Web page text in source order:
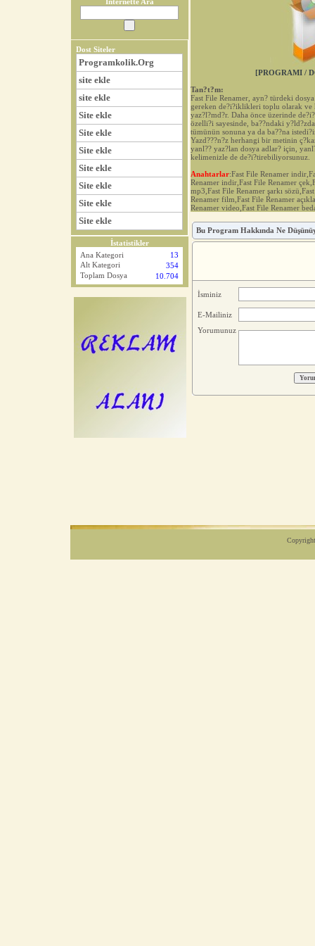
Dost Siteler
Programkolik.Org
site ekle
site ekle
Site ekle
Site ekle
Site ekle
Site ekle
Site ekle
Site ekle
Site ekle
İstatistikler
Ana Kategori
13
Alt Kategori
354
Toplam Dosya 10.704
[PROGRAMI /
Tan?t?m:
Fast File Renamer, ayn? türdeki
gereken de?i?iklikleri toplu olarak
yaz?l?md?r. Daha önce üzerinde
özelli?i sayesinde, ba??ndaki
tümünün sonuna ya da ba??na
Yazd???n?z herhangi bir metinin
yanl?? yaz?lan dosya adlar? için,
kelimenizle de de?i?tirebiliyorsunuz.
Anahtarlar:Fast File Renamer
Renamer indir,Fast File Renamer
mp3,Fast File Renamer şarkı
Renamer film,Fast File Renamer
Renamer video,Fast File Renamer
Bu Program Hakkında Ne
İsminiz
E-Mailiniz
Yorumunuz